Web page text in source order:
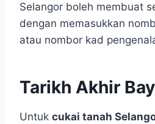
Selangor boleh membuat
dengan memasukkan
atau nombor kad
Tarikh Akhir
Untuk cukai tanah